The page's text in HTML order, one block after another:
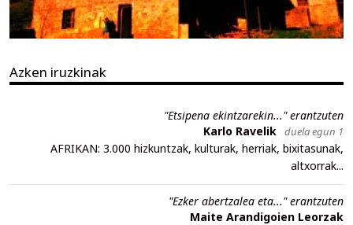
Azken iruzkinak
"Etsipena ekintzarekin..." erantzuten
Karlo Ravelik duela egun 1
AFRIKAN: 3.000 hizkuntzak, kulturak, herriak, bixitasunak,
altxorrak...
"Ezker abertzalea eta..." erantzuten
Maite Arandigoien Leorzak